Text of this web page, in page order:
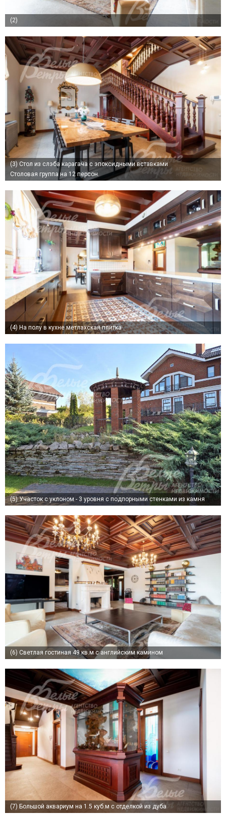
(2)
(3) Стол из слэба карагача с эпоксидными вставками
Столовая группа на 12 персон.
(4) На полу в кухне метлахская плитка
(5)Участок с уклоном - 3 уровня с подпорными стенками из камня
(6) Светлая гостиная 49 кв.м с английским камином
(7) Большой аквариум на 1.5 куб.м с отделкой из дуба